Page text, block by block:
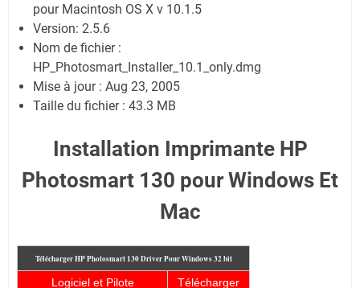
pour Macintosh OS X v 10.1.5
Version: 2.5.6
Nom de fichier :
HP_Photosmart_Installer_10.1_only.dmg
Mise à jour : Aug 23, 2005
Taille du fichier : 43.3 MB
Installation Imprimante HP
Photosmart 130 pour Windows Et
Mac
Télécharger HP Photosmart 130Driver Pour Windows 32 bit
Logiciel et Pilote
Télécharger